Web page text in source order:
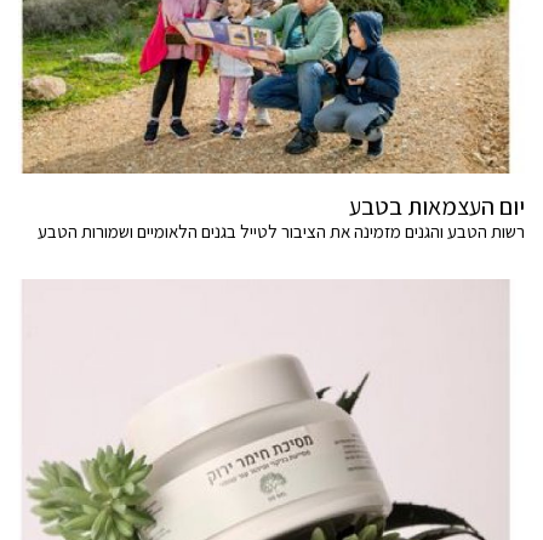
יום העצמאות בטבע
רשות הטבע והגנים מזמינה את הציבור לטייל בגנים הלאומיים ושמורות הטבע